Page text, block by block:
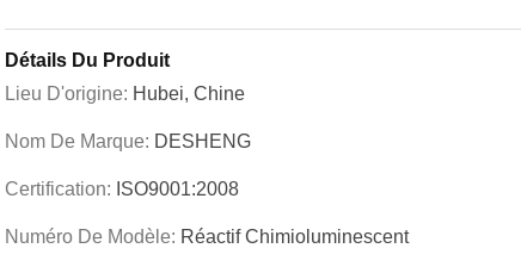
Détails Du Produit
Lieu D'origine: Hubei, Chine
Nom De Marque: DESHENG
Certification: ISO9001:2008
Numéro De Modèle: Réactif Chimioluminescent